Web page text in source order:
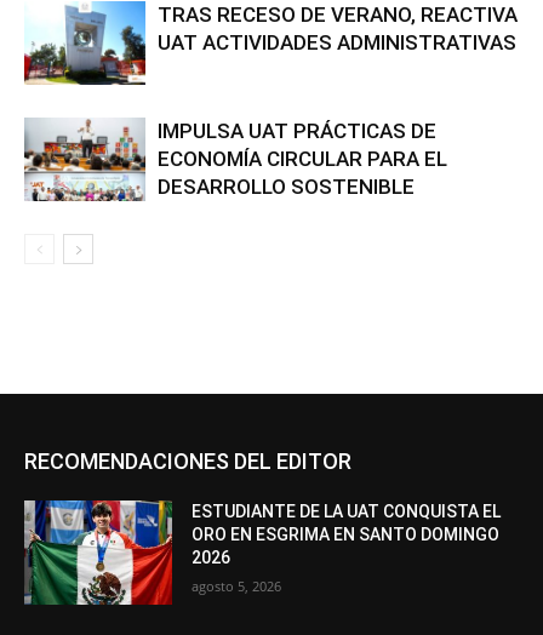
TRAS RECESO DE VERANO, REACTIVA
UAT ACTIVIDADES ADMINISTRATIVAS
IMPULSA UAT PRÁCTICAS DE
ECONOMÍA CIRCULAR PARA EL
DESARROLLO SOSTENIBLE
RECOMENDACIONES DEL EDITOR
ESTUDIANTE DE LA UAT CONQUISTA EL
ORO EN ESGRIMA EN SANTO DOMINGO
2026
agosto 5, 2026